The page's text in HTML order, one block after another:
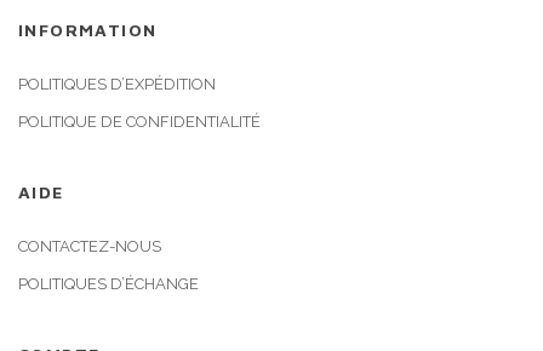
INFORMATION
POLITIQUES D’EXPÉDITION
POLITIQUE DE CONFIDENTIALITÉ
AIDE
CONTACTEZ-NOUS
POLITIQUES D’ÉCHANGE